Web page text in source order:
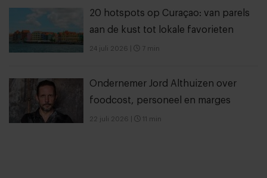
20 hotspots op Curaçao: van parels
aan de kust tot lokale favorieten
24 juli 2026 7 min
Ondernemer Jord Althuizen over
foodcost, personeel en marges
22 juli 2026 11 min